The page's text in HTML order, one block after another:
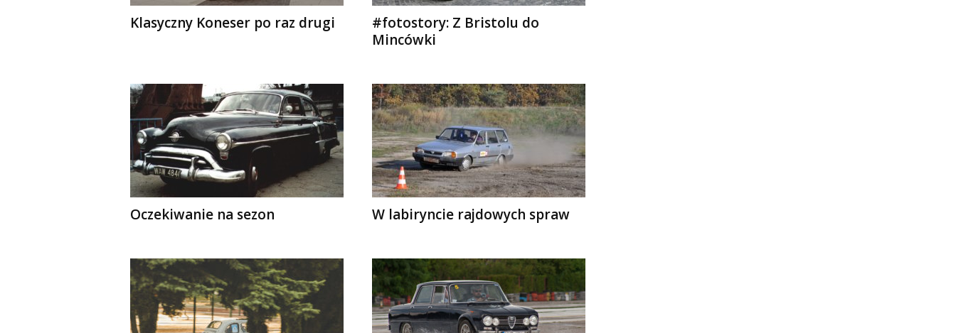
Klasyczny Koneser po raz drugi
#fotostory: Z Bristolu do
Mincówki
Oczekiwanie na sezon W labiryncie rajdowych spraw